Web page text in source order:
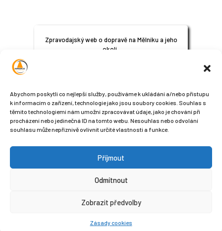
Abychom poskytli co nejlepší služby, používáme k ukládání a/nebo přístupu
k informacím o zařízení, technologie jako jsou soubory cookies. Souhlas s
těmito technologiemi nám umožní zpracovávat údaje, jako je chování při
procházení nebo jedinečná ID na tomto webu. Nesouhlas nebo odvolání
souhlasu může nepříznivě ovlivnit určité vlastnosti a funkce.
Příjmout
Odmítnout
Zobrazit předvolby
Zásady cookies
Zpravodajský web o dopravě na Mělníku a jeho
okolí.
Sledujte nás na sociálních sítích